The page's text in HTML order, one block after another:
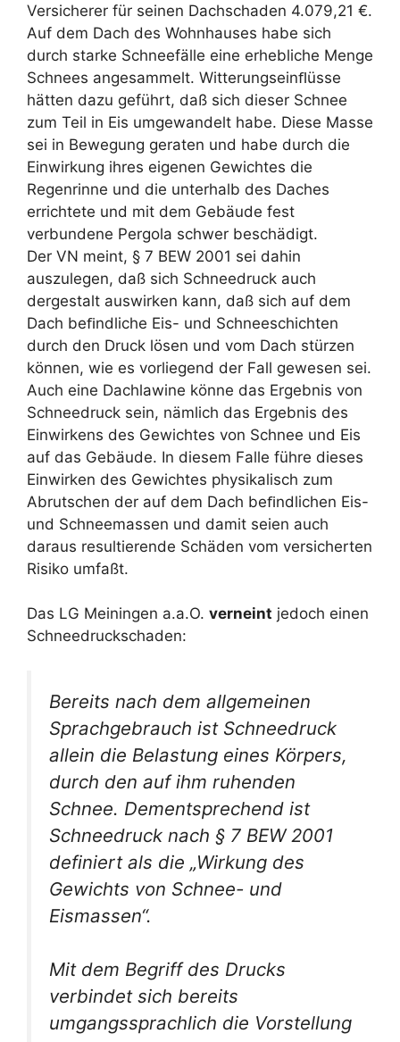
Versicherer für seinen Dachschaden 4.079,21 €.
Auf dem Dach des Wohnhauses habe sich
durch starke Schneefälle eine erhebliche Menge
Schnees angesammelt. Witterungseinﬂüsse
hätten dazu geführt, daß sich dieser Schnee
zum Teil in Eis umgewandelt habe. Diese Masse
sei in Bewegung geraten und habe durch die
Einwirkung ihres eigenen Gewichtes die
Regenrinne und die unterhalb des Daches
errichtete und mit dem Gebäude fest
verbundene Pergola schwer beschädigt.
Der VN meint, § 7 BEW 2001 sei dahin
auszulegen, daß sich Schneedruck auch
dergestalt auswirken kann, daß sich auf dem
Dach beﬁndliche Eis- und Schneeschichten
durch den Druck lösen und vom Dach stürzen
können, wie es vorliegend der Fall gewesen sei.
Auch eine Dachlawine könne das Ergebnis von
Schneedruck sein, nämlich das Ergebnis des
Einwirkens des Gewichtes von Schnee und Eis
auf das Gebäude. In diesem Falle führe dieses
Einwirken des Gewichtes physikalisch zum
Abrutschen der auf dem Dach beﬁndlichen Eis-
und Schneemassen und damit seien auch
daraus resultierende Schäden vom versicherten
Risiko umfaßt.
Das LG Meiningen a.a.O. verneint jedoch einen
Schneedruckschaden:
Bereits nach dem allgemeinen
Sprachgebrauch ist Schneedruck
allein die Belastung eines Körpers,
durch den auf ihm ruhenden
Schnee. Dementsprechend ist
Schneedruck nach § 7 BEW 2001
definiert als die „Wirkung des
Gewichts von Schnee- und
Eismassen“.
Mit dem Begriff des Drucks
verbindet sich bereits
umgangssprachlich die Vorstellung